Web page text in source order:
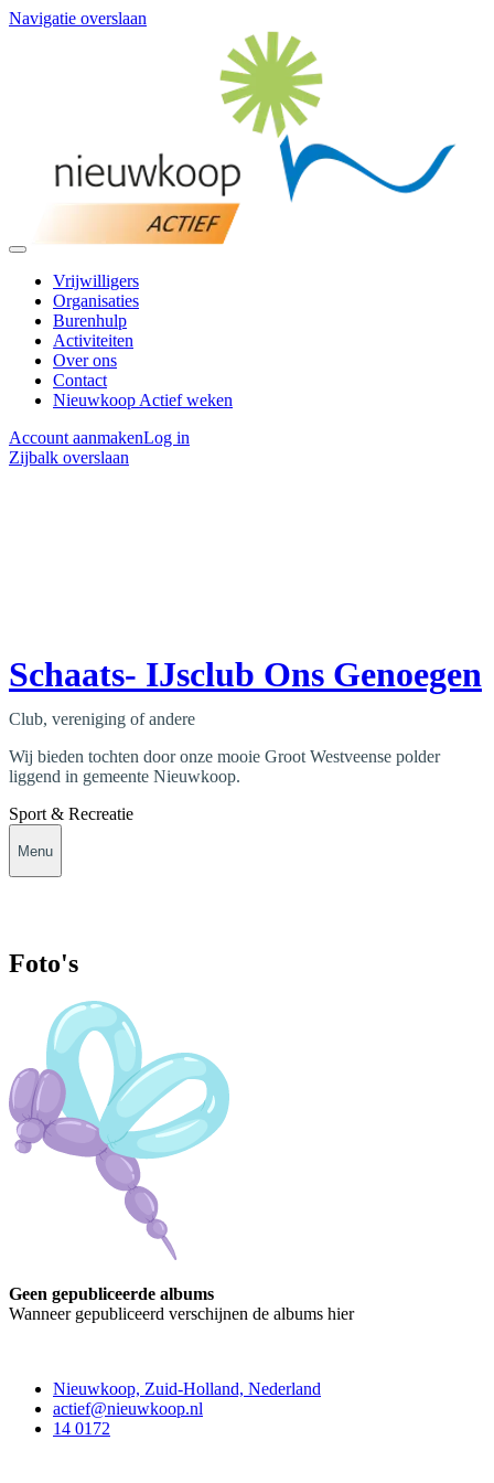
Navigatie overslaan
Vrijwilligers
Organisaties
Burenhulp
Activiteiten
Over ons
Contact
Nieuwkoop Actief weken
Account aanmakenLog in
Zijbalk overslaan
Schaats- IJsclub Ons Genoegen
Club, vereniging of andere
Wij bieden tochten door onze mooie Groot Westveense polder
liggend in gemeente Nieuwkoop.
Sport & Recreatie
Menu
Foto's
Geen gepubliceerde albums
Wanneer gepubliceerd verschijnen de albums hier
Nieuwkoop, Zuid-Holland, Nederland
actief@nieuwkoop.nl
14 0172